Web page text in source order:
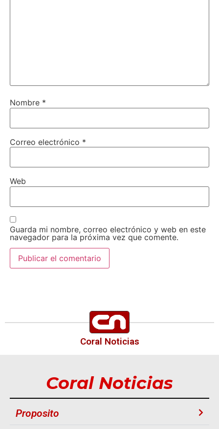
Nombre *
Correo electrónico *
Web
Guarda mi nombre, correo electrónico y web en este
navegador para la próxima vez que comente.
Coral Noticias
Coral Noticias
Proposito